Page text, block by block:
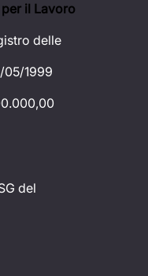
il Lavoro
delle
05/1999
del